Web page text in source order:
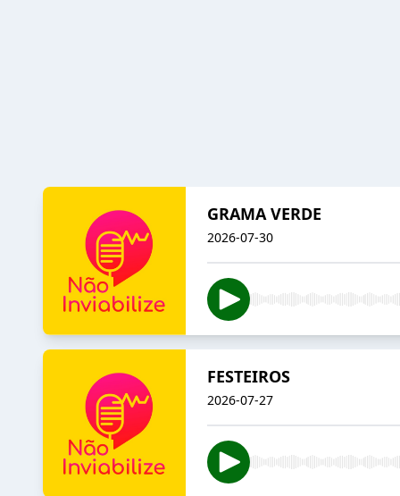
GRAMA VERDE
2026-07-30
FESTEIROS
2026-07-27